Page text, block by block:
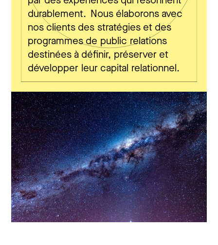
durablement. Nous élaborons avec
nos clients des stratégies et des
programmes de public relations
destinées à définir, préserver et
développer leur capital relationnel.